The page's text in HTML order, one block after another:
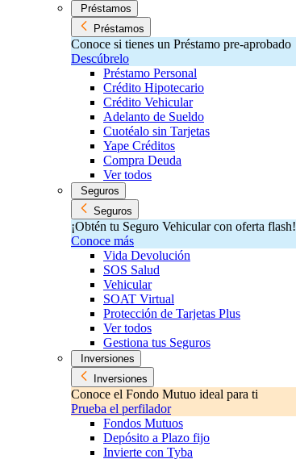
Préstamos
Préstamos
Conoce si tienes un Préstamo pre-aprobado
Descúbrelo
Préstamo Personal
Crédito Hipotecario
Crédito Vehicular
Adelanto de Sueldo
Cuotéalo sin Tarjetas
Yape Créditos
Compra Deuda
Ver todos
Seguros
Seguros
¡Obtén tu Seguro Vehicular con oferta flash!
Conoce más
Vida Devolución
SOS Salud
Vehicular
SOAT Virtual
Protección de Tarjetas Plus
Ver todos
Gestiona tus Seguros
Inversiones
Inversiones
Conoce el Fondo Mutuo ideal para ti
Prueba el perfilador
Fondos Mutuos
Depósito a Plazo fijo
Invierte con Tyba